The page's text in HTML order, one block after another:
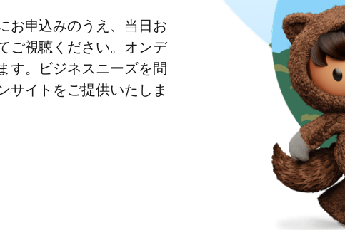
お申込みのうえ、当日お
ご視聴ください。オンデ
す。ビジネスニーズを問
サイトをご提供いたしま